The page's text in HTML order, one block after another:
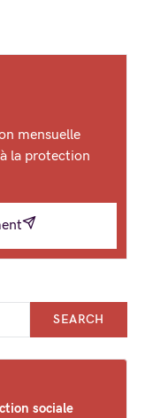
mensuelle
la protection
SEARCH
sociale